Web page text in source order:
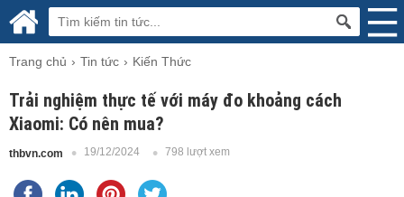
Trang chủ Tin tức Kiến Thức
Trải nghiệm thực tế với máy đo khoảng cách
Xiaomi: Có nên mua?
thbvn.com 19/12/2024 798 lượt xem